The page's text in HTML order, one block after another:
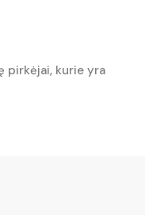
pirkėjai, kurie yra